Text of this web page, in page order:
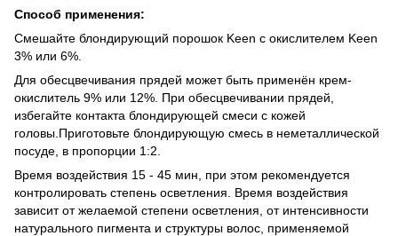
Способ применения:
Смешайте блондирующий порошок Keen с окислителем Keen
3% или 6%.
Для обесцвечивания прядей может быть применён крем-
окислитель 9% или 12%. При обесцвечивании прядей,
избегайте контакта блондирующей смеси с кожей
головы.Приготовьте блондирующую смесь в неметаллической
посуде, в пропорции 1:2.
Время воздействия 15 - 45 мин, при этом рекомендуется
контролировать степень осветления. Время воздействия
зависит от желаемой степени осветления, от интенсивности
натурального пигмента и структуры волос, применяемой